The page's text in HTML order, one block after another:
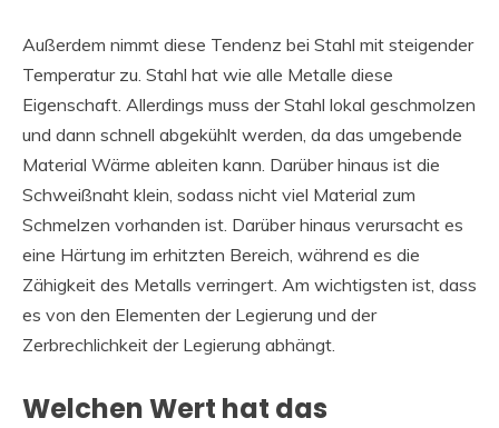
Außerdem nimmt diese Tendenz bei Stahl mit steigender
Temperatur zu. Stahl hat wie alle Metalle diese
Eigenschaft. Allerdings muss der Stahl lokal geschmolzen
und dann schnell abgekühlt werden, da das umgebende
Material Wärme ableiten kann. Darüber hinaus ist die
Schweißnaht klein, sodass nicht viel Material zum
Schmelzen vorhanden ist. Darüber hinaus verursacht es
eine Härtung im erhitzten Bereich, während es die
Zähigkeit des Metalls verringert. Am wichtigsten ist, dass
es von den Elementen der Legierung und der
Zerbrechlichkeit der Legierung abhängt.
Welchen Wert hat das